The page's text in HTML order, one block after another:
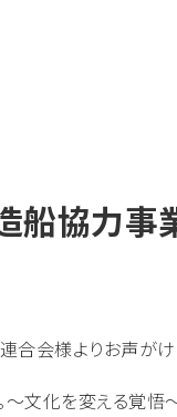
船協力
会様よりお声が
文化を変える覚悟〜